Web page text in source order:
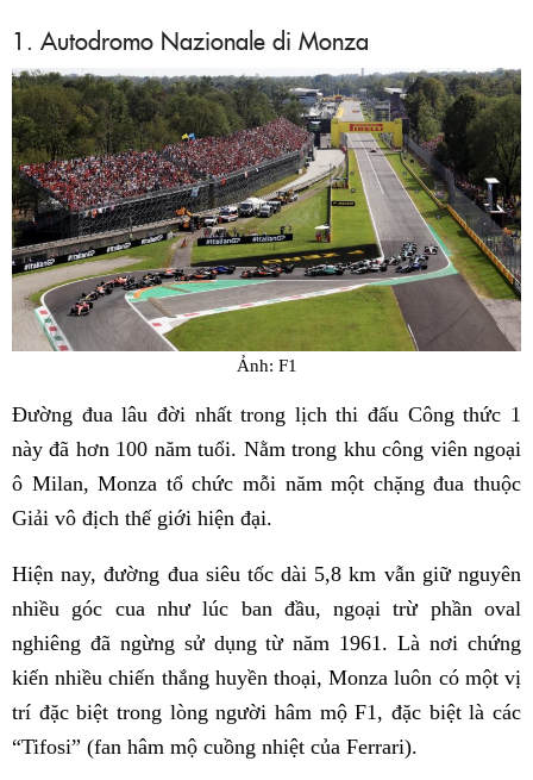
1. Autodromo Nazionale di Monza
Ảnh: F1
Đường đua lâu đời nhất trong lịch thi đấu Công thức 1
này đã hơn 100 năm tuổi. Nằm trong khu công viên ngoại
ô Milan, Monza tổ chức mỗi năm một chặng đua thuộc
Giải vô địch thế giới hiện đại.
Hiện nay, đường đua siêu tốc dài 5,8 km vẫn giữ nguyên
nhiều góc cua như lúc ban đầu, ngoại trừ phần oval
nghiêng đã ngừng sử dụng từ năm 1961. Là nơi chứng
kiến nhiều chiến thắng huyền thoại, Monza luôn có một vị
trí đặc biệt trong lòng người hâm mộ F1, đặc biệt là các
“Tifosi” (fan hâm mộ cuồng nhiệt của Ferrari).